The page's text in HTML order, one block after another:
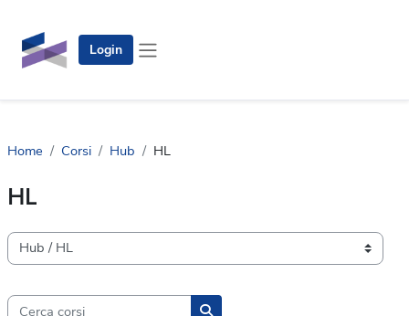
Login
Home Corsi Hub HL
HL
Categorie di corso
Cerca corsi